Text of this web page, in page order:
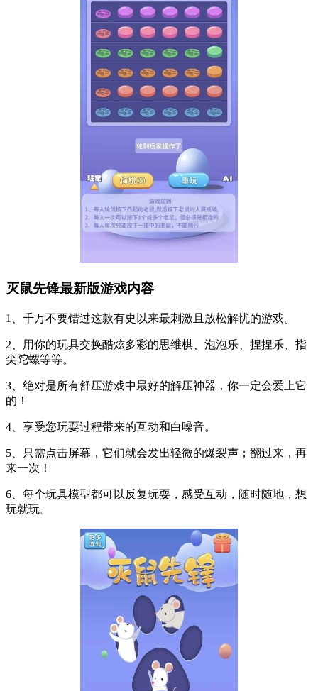
灭鼠先锋最新版游戏内容
1、千万不要错过这款有史以来最刺激且放松解忧的游戏。
2、用你的玩具交换酷炫多彩的思维棋、泡泡乐、捏捏乐、指
尖陀螺等等。
3、绝对是所有舒压游戏中最好的解压神器，你一定会爱上它
的！
4、享受您玩耍过程带来的互动和白噪音。
5、只需点击屏幕，它们就会发出轻微的爆裂声；翻过来，再
来一次！
6、每个玩具模型都可以反复玩耍，感受互动，随时随地，想
玩就玩。